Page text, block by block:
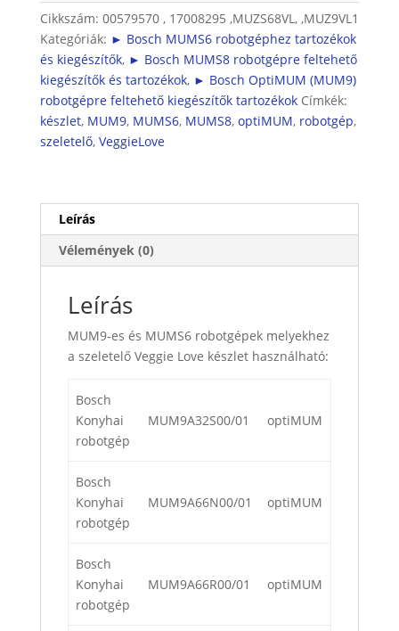
MUMS8
robotgépekhez
VeggieLove
szeletelő
készlet
mennyiség
Cikkszám: 00579570 , 17008295 ,MUZS68VL, ,MUZ9VL1
Kategóriák: ► Bosch MUMS6 robotgéphez tartozékok
és kiegészítők, ► Bosch MUMS8 robotgépre feltehető
kiegészítők és tartozékok, ► Bosch OptiMUM (MUM9)
robotgépre feltehető kiegészítők tartozékok Címkék:
készlet, MUM9, MUMS6, MUMS8, optiMUM, robotgép,
szeletelő, VeggieLove
Leírás
Vélemények (0)
Leírás
MUM9-es és MUMS6 robotgépek melyekhez
a szeletelő Veggie Love készlet használható:
Bosch
Konyhai
robotgép
MUM9A32S00/01 optiMUM
Bosch
Konyhai
robotgép
MUM9A66N00/01 optiMUM
Bosch
Konyhai
robotgép
MUM9A66R00/01 optiMUM